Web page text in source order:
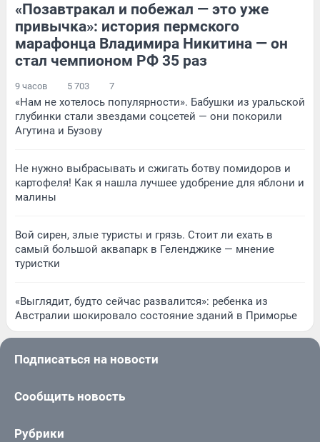
«Позавтракал и побежал — это уже
привычка»: история пермского
марафонца Владимира Никитина — он
стал чемпионом РФ 35 раз
9 часов 5 703 7
«Нам не хотелось популярности». Бабушки из уральской
глубинки стали звездами соцсетей — они покорили
Агутина и Бузову
Не нужно выбрасывать и сжигать ботву помидоров и
картофеля! Как я нашла лучшее удобрение для яблони и
малины
Вой сирен, злые туристы и грязь. Стоит ли ехать в
самый большой аквапарк в Геленджике — мнение
туристки
«Выглядит, будто сейчас развалится»: ребенка из
Австралии шокировало состояние зданий в Приморье
Подписаться на новости
Сообщить новость
Рубрики